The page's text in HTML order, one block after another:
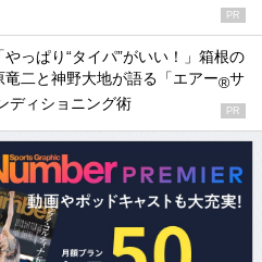
PR
やっぱり“タイパ”がいい！」箱根の
二と神野大地が語る「エアー®サ
ディショニング術 PR